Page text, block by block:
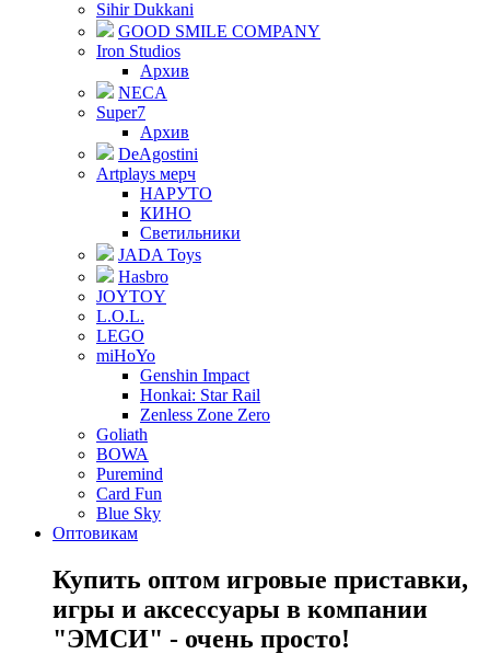
Sihir Dukkani
GOOD SMILE COMPANY
Iron Studios
Архив
NECA
Super7
Архив
DeAgostini
Artplays мерч
НАРУТО
КИНО
Светильники
JADA Toys
Hasbro
JOYTOY
L.O.L.
LEGO
miHoYo
Genshin Impact
Honkai: Star Rail
Zenless Zone Zero
Goliath
BOWA
Puremind
Card Fun
Blue Sky
Оптовикам
Купить оптом игровые приставки,
игры и аксессуары в компании
"ЭМСИ" - очень просто!